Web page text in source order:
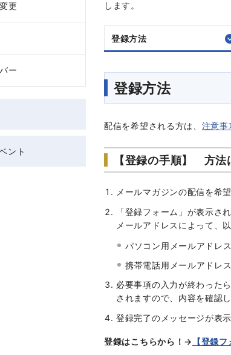
します。
登録方法
登録方法
配信を希望される方は、 注意事
【登録の手順】 方法
メールマガジンの配信を希
「登録フォーム」が表示さ
メールアドレスによって、
パソコン用メールアドレ
携帯電話用メールアドレ
必要事項の入力が終わった
されますので、内容を確認
登録完了のメッセージが表
登録はこちらから！→ 【登録フ
更
ー
ント